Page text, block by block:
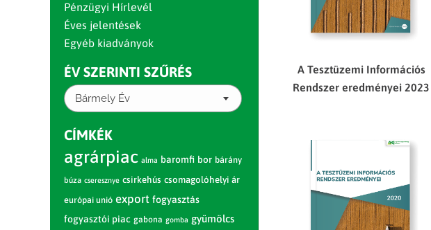
A Tesztüzemi Információs
Rendszer eredményei 2023
Pénzügyi Hírlevél
Éves jelentések
Egyéb kiadványok
ÉV SZERINTI SZŰRÉS
Bármely Év
CÍMKÉK
agrárpiac alma baromfi bor bárány
búza cseresznye csirkehús csomagolóhelyi ár
európai unió export fogyasztás
fogyasztói piac gabona gomba gyümölcs